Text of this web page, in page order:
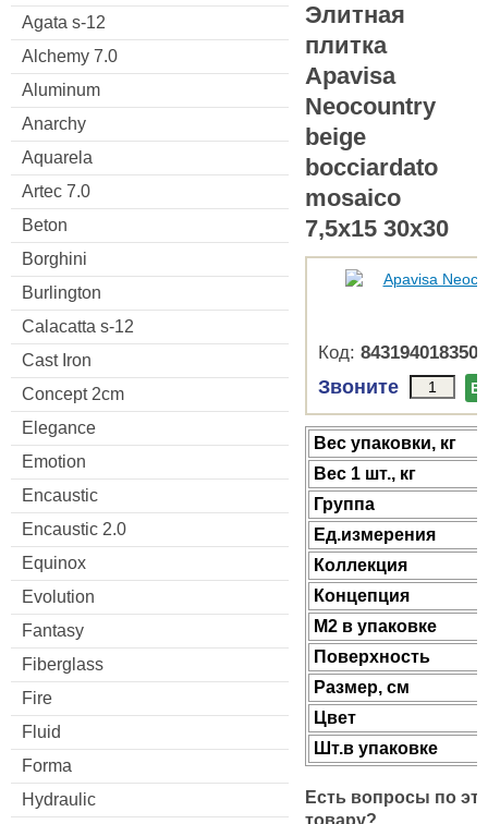
Agata s-12
Alchemy 7.0
Aluminum
Anarchy
Aquarela
Artec 7.0
Beton
Borghini
Burlington
Calacatta s-12
Cast Iron
Concept 2cm
Elegance
Emotion
Encaustic
Encaustic 2.0
Equinox
Evolution
Fantasy
Fiberglass
Fire
Fluid
Forma
Hydraulic
Элитная
плитка
Apavisa
Neocountry
beige
bocciardato
mosaico
7,5x15 30x30
Код: 8431940183508
Звоните В
Веc упаковки, кг
Вес 1 шт., кг
Группа
Ед.измерения
Коллекция
Концепция
М2 в упаковке
Поверхность
Размер, см
Цвет
Шт.в упаковке
Есть вопросы по
товару?